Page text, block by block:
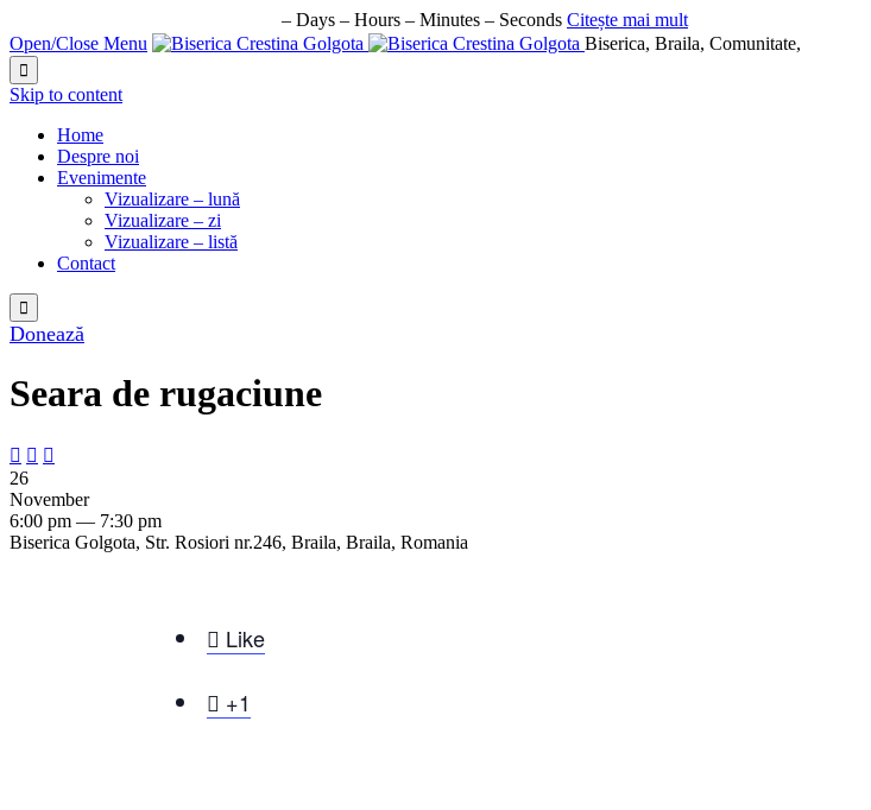
– Days – Hours – Minutes – Seconds Citește mai mult
Open/Close Menu
Biserica, Braila, Comunitate,

Skip to content
Home
Despre noi
Evenimente
Vizualizare – lună
Vizualizare – zi
Vizualizare – listă
Contact

Donează
Seara de rugaciune
  
26
November
6:00 pm — 7:30 pm
Biserica Golgota, Str. Rosiori nr.246, Braila, Braila, Romania
 Like
 +1